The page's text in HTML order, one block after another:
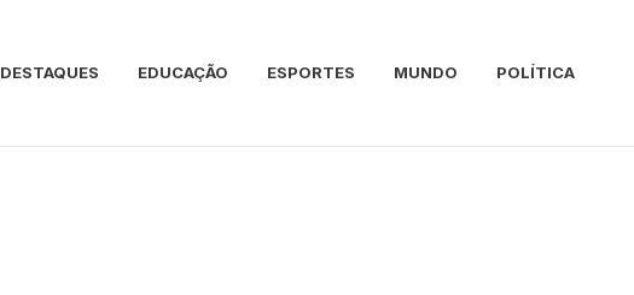
DESTAQUES EDUCAÇÃO ESPORTES MUNDO POLÍTICA